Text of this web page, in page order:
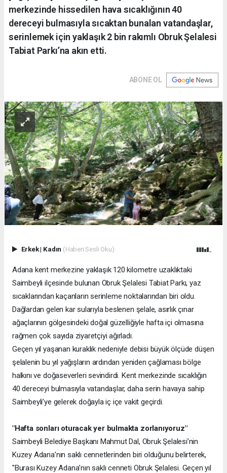
merkezinde hissedilen hava sıcaklığının 40
dereceyi bulmasıyla sıcaktan bunalan vatandaşlar,
serinlemek için yaklaşık 2 bin rakımlı Obruk Şelalesi
Tabiat Parkı’na akın etti.
ABONE OL
Erkek| Kadın (Haberi Sesli Oku)
Adana kent merkezine yaklaşık 120 kilometre uzaklıktaki
Saimbeyli ilçesinde bulunan Obruk Şelalesi Tabiat Parkı, yaz
sıcaklarından kaçanların serinleme noktalarından biri oldu.
Dağlardan gelen kar sularıyla beslenen şelale, asırlık çınar
ağaçlarının gölgesindeki doğal güzelliğiyle hafta içi olmasına
rağmen çok sayıda ziyaretçiyi ağırladı.
Geçen yıl yaşanan kuraklık nedeniyle debisi büyük ölçüde düşen
şelalenin bu yıl yağışların ardından yeniden çağlaması bölge
halkını ve doğaseverleri sevindirdi. Kent merkezinde sıcaklığın
40 dereceyi bulmasıyla vatandaşlar, daha serin havaya sahip
Saimbeyli’ye gelerek doğayla iç içe vakit geçirdi.
"Hafta sonları oturacak yer bulmakta zorlanıyoruz"
Saimbeyli Belediye Başkanı Mahmut Dal, Obruk Şelalesi’nin
Kuzey Adana’nın saklı cennetlerinden biri olduğunu belirterek,
"Burası Kuzey Adana’nın saklı cenneti Obruk Şelalesi. Geçen yıl